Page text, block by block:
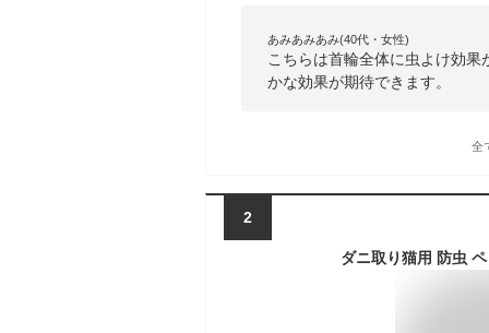
あみあみあみ(40代・女性)
こちらは首輪全体に虫よけ効
かな効果が期待できます。
全
2